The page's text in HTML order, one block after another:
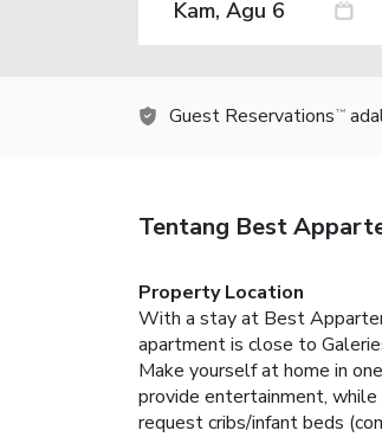
Guest Reservations TM
Tentang Best
Property Location
With a stay at Best
apartment is close to
Make yourself at home in
provide entertainment, while
request cribs/infant beds